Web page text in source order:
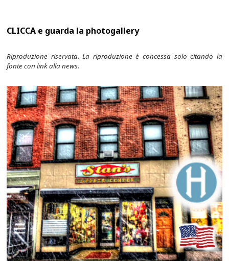
CLICCA e guarda la photogallery
Riproduzione riservata. La riproduzione è concessa solo citando la
fonte con link alla news.